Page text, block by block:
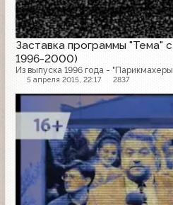
Заставка программы
1996-2000)
Из выпуска 1996 года -
5 апреля 2015, 22:17 2837